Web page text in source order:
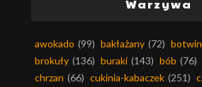
Warzywa
awokado (99) bakłażany (72)
brokuły (136) buraki (143) bób (76)
chrzan (66) cukinia-kabaczek (251)